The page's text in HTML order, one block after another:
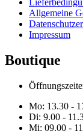
Allgemeine
Impressum
Boutique
Mo: 13.30 -
Di: 9.00 -
Mi: 09.00 -